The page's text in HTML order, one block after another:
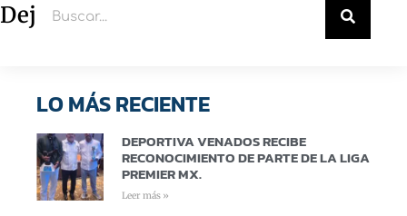
Deja un comentario
LO MÁS RECIENTE
DEPORTIVA VENADOS RECIBE
RECONOCIMIENTO DE PARTE DE LA LIGA
PREMIER MX.
Leer más »